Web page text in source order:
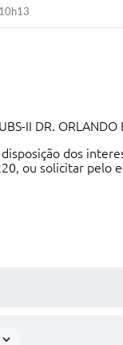
II DR. ORLANDO
dos
ou solicitar